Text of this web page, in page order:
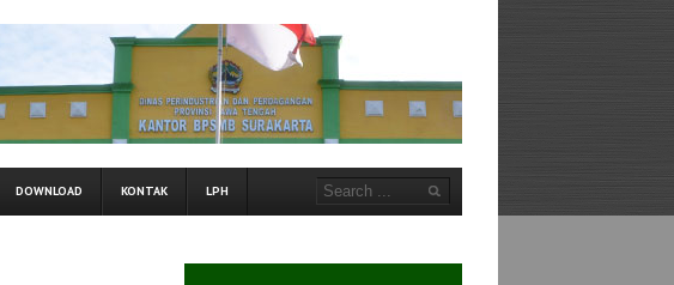
DOWNLOAD KONTAK LPH